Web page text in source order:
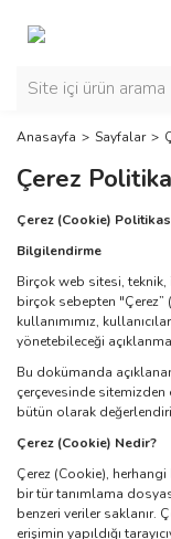
Anasayfa Sayfalar
Çerez
Çerez (Cookie)
Bilgilendirme
Birçok web sitesi,
birçok sebepten "Çerez”
kullanımımız,
yönetebileceği
Bu dokümanda
çerçevesinde sitemizden
bütün olarak
Çerez (Cookie) Nedir?
Çerez (Cookie),
bir tür tanımlama
benzeri veriler saklanır.
erişimin yapıldığı